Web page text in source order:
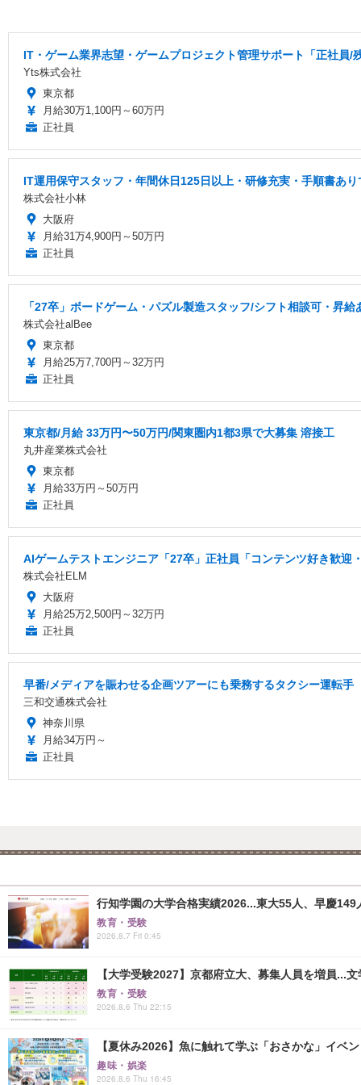
IT・ゲーム業界志望・ゲームプロジェクト管理サポート「正社員/
Yts株式会社
東京都
月給30万1,100円～60万円
正社員
IT運用保守スタッフ・年間休日125日以上・研修充実・手順書あり
株式会社小林
大阪府
月給31万4,900円～50万円
正社員
「27卒」ボードゲーム・パズル製造スタッフ/シフト相談可・昇
株式会社alBee
東京都
月給25万7,700円～32万円
正社員
東京都/月給 33万円〜50万円/関東圏内1都3県で大募集 溶接工
丸井産業株式会社
東京都
月給33万円～50万円
正社員
AIゲームテストエンジニア「27卒」正社員「コンテンツ好き歓迎
株式会社ELM
大阪府
月給25万2,500円～32万円
正社員
早番/メディアを賑わせる企画ツアーにも乗務するタクシー運転手
三和交通株式会社
神奈川県
月給34万円～
正社員
行知学園の大学合格実績2026...東大55人、早慶149
教育・受験
2026.8.7 Fri 0:45
【大学受験2027】京都府立大、募集人員を増員...
教育・受験
2026.8.6 Thu 22:15
【夏休み2026】魚に触れて学ぶ「おさかな」イベ
趣味・娯楽
2026.8.6 Thu 16:45